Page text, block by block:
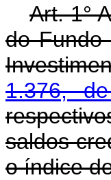
Art. 1°
do Fundo
1.376,
saldos
o índice